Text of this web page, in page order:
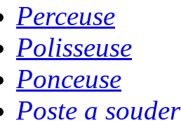
Perceuse
Polisseuse
Ponceuse
Poste a souder